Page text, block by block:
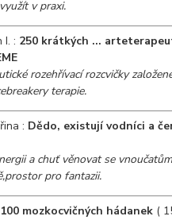
v praxi.
I. : 250 krátkých ...
rozehřívací rozcvičky
terapie.
: Dědo, existují vodníci a
a chuť věnovat se
pro fantazii.
100 mozkocvičných hádanek (